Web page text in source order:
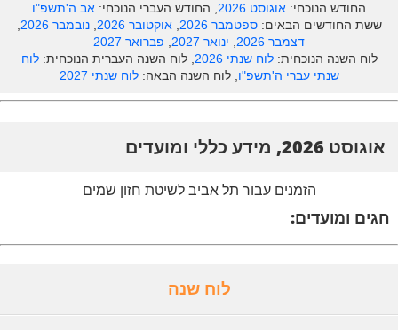
החודש הנוכחי: אוגוסט 2026 , החודש העברי הנוכחי: אב ה'תשפ"ו
ששת החודשים הבאים:ספטמבר 2026 ,אוקטובר 2026 ,נובמבר 2026
,
דצמבר 2026
, ינואר 2027 , פברואר 2027
לוח השנה הנוכחית:לוח שנתי 2026 , לוח השנה העברית הנוכחית:לוח
שנתי עברי ה'תשפ"ו, לוח השנה הבאה:לוח שנתי 2027
אוגוסט 2026, מידע כללי ומועדים
הזמנים עבור תל אביב לשיטת חזון שמים
חגים ומועדים:
לוח שנה